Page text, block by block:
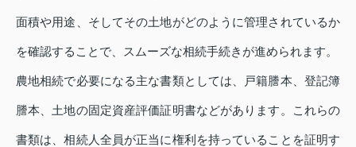
面積や用途、そしてその土地がどのように管理されているか
を確認することで、スムーズな相続手続きが進められます。
農地相続で必要になる主な書類としては、戸籍謄本、登記簿
謄本、土地の固定資産評価証明書などがあります。これらの
書類は、相続人全員が正当に権利を持っていることを証明す